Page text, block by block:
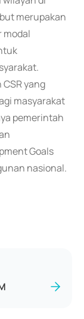
merupakan
modal
yang
masyarakat
pemerintah
Goals
nasional.